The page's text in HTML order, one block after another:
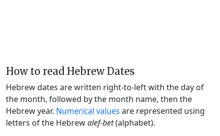
How to read Hebrew Dates
Hebrew dates are written right-to-left with the day of
the month, followed by the month name, then the
Hebrew year. Numerical values are represented using
letters of the Hebrewalef-bet(alphabet).